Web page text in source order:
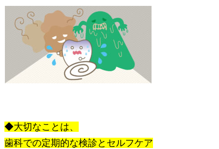
◆大切なことは、
歯科での定期的な検診とセルフケア